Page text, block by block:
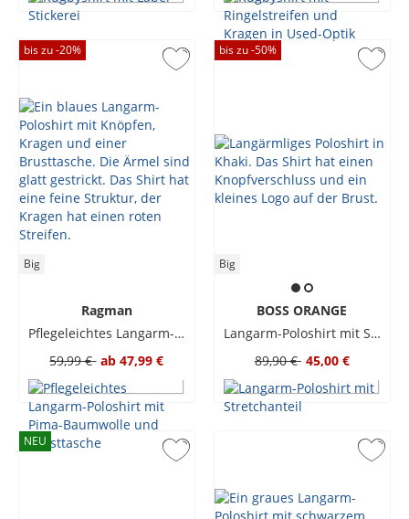
bis zu -20%
Big
Ragman
Pflegeleichtes Langarm-Poloshirt mit Pima-Baumwolle und Brusttasche
59,99 € ab 47,99 €
bis zu -50%
Big
BOSS ORANGE
Langarm-Poloshirt mit Stretchanteil
89,90 € 45,00 €
NEU